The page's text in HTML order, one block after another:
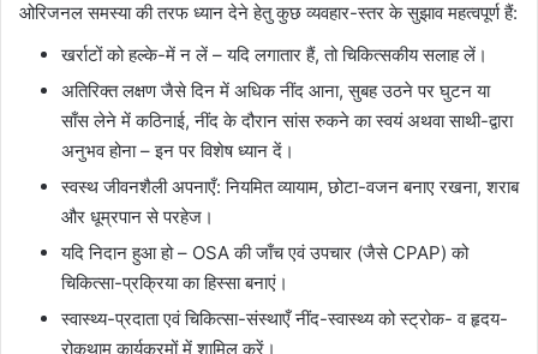
ओरिजनल समस्या की तरफ ध्यान देने हेतु कुछ व्यवहार-स्तर के सुझाव महत्वपूर्ण हैं:
खर्राटों को हल्के-में न लें – यदि लगातार हैं, तो चिकित्सकीय सलाह लें।
अतिरिक्त लक्षण जैसे दिन में अधिक नींद आना, सुबह उठने पर घुटन या
साँस लेने में कठिनाई, नींद के दौरान सांस रुकने का स्वयं अथवा साथी-द्वारा
अनुभव होना – इन पर विशेष ध्यान दें।
स्वस्थ जीवनशैली अपनाएँ: नियमित व्यायाम, छोटा-वजन बनाए रखना, शराब
और धूम्रपान से परहेज।
यदि निदान हुआ हो – OSA की जाँच एवं उपचार (जैसे CPAP) को
चिकित्सा-प्रक्रिया का हिस्सा बनाएं।
स्वास्थ्य-प्रदाता एवं चिकित्सा-संस्थाएँ नींद-स्वास्थ्य को स्ट्रोक- व हृदय-
रोकथाम कार्यक्रमों में शामिल करें।